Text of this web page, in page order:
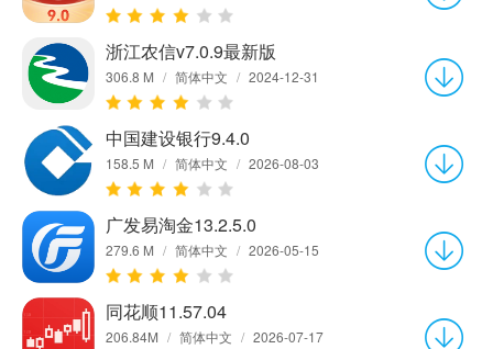
浙江农信v7.0.9最新版
306.8 M / 简体中文 / 2024-12-31
中国建设银行9.4.0
158.5 M / 简体中文 / 2026-08-03
广发易淘金13.2.5.0
279.6 M / 简体中文 / 2026-05-15
同花顺11.57.04
206.84M / 简体中文 / 2026-07-17